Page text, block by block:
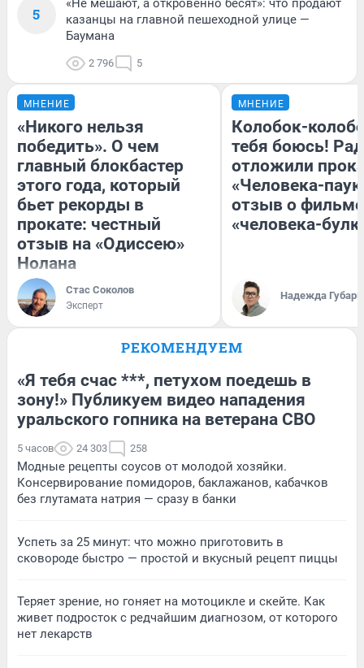
5
казанцы на главной пешеходной улице —
Баумана
2 796 5
МНЕНИЕ
«Никого нельзя
победить». О чем
главный блокбастер
этого года, который
бьет рекорды в
прокате: честный
отзыв на «Одиссею»
Нолана
Стас Соколов
Эксперт
МНЕНИЕ
Колобок-
тебя боюсь!
отложили
«Человека-
отзыв о
«человека-
Надежда Губарь
РЕКОМЕНДУЕМ
«Я тебя счас ***, петухом поедешь в
зону!» Публикуем видео нападения
уральского гопника на ветерана СВО
5 часов 24 303 258
Модные рецепты соусов от молодой хозяйки.
Консервирование помидоров, баклажанов, кабачков
без глутамата натрия — сразу в банки
Успеть за 25 минут: что можно приготовить в
сковороде быстро — простой и вкусный рецепт пиццы
Теряет зрение, но гоняет на мотоцикле и скейте. Как
живет подросток с редчайшим диагнозом, от которого
нет лекарств